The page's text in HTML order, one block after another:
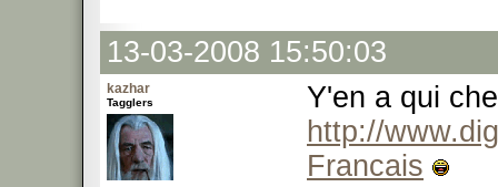
13-03-2008 15:50:03
kazhar
Tagglers
Y'en a qui
http://
Francais